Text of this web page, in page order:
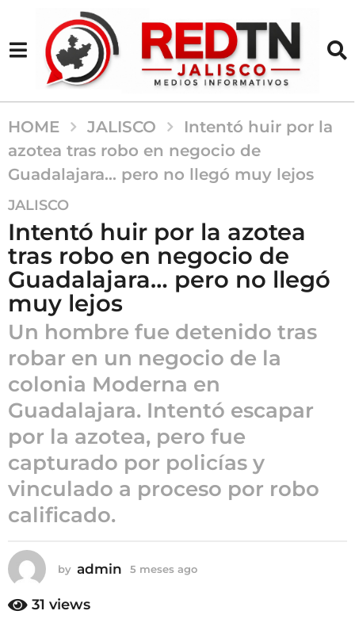
HOME JALISCO
Intentó huir por la
azotea tras robo en negocio de
Guadalajara… pero no llegó muy lejos
5
m
e
s
e
s
a
g
o
m
e
s
e
s
a
o
JALISCO
Intentó huir por la azotea
tras robo en negocio de
Guadalajara… pero no llegó
muy lejos
Un hombre fue detenido tras
robar en un negocio de la
colonia Moderna en
Guadalajara. Intentó escapar
por la azotea, pero fue
capturado por policías y
vinculado a proceso por robo
calificado.
by admin 5 meses ago
31 views